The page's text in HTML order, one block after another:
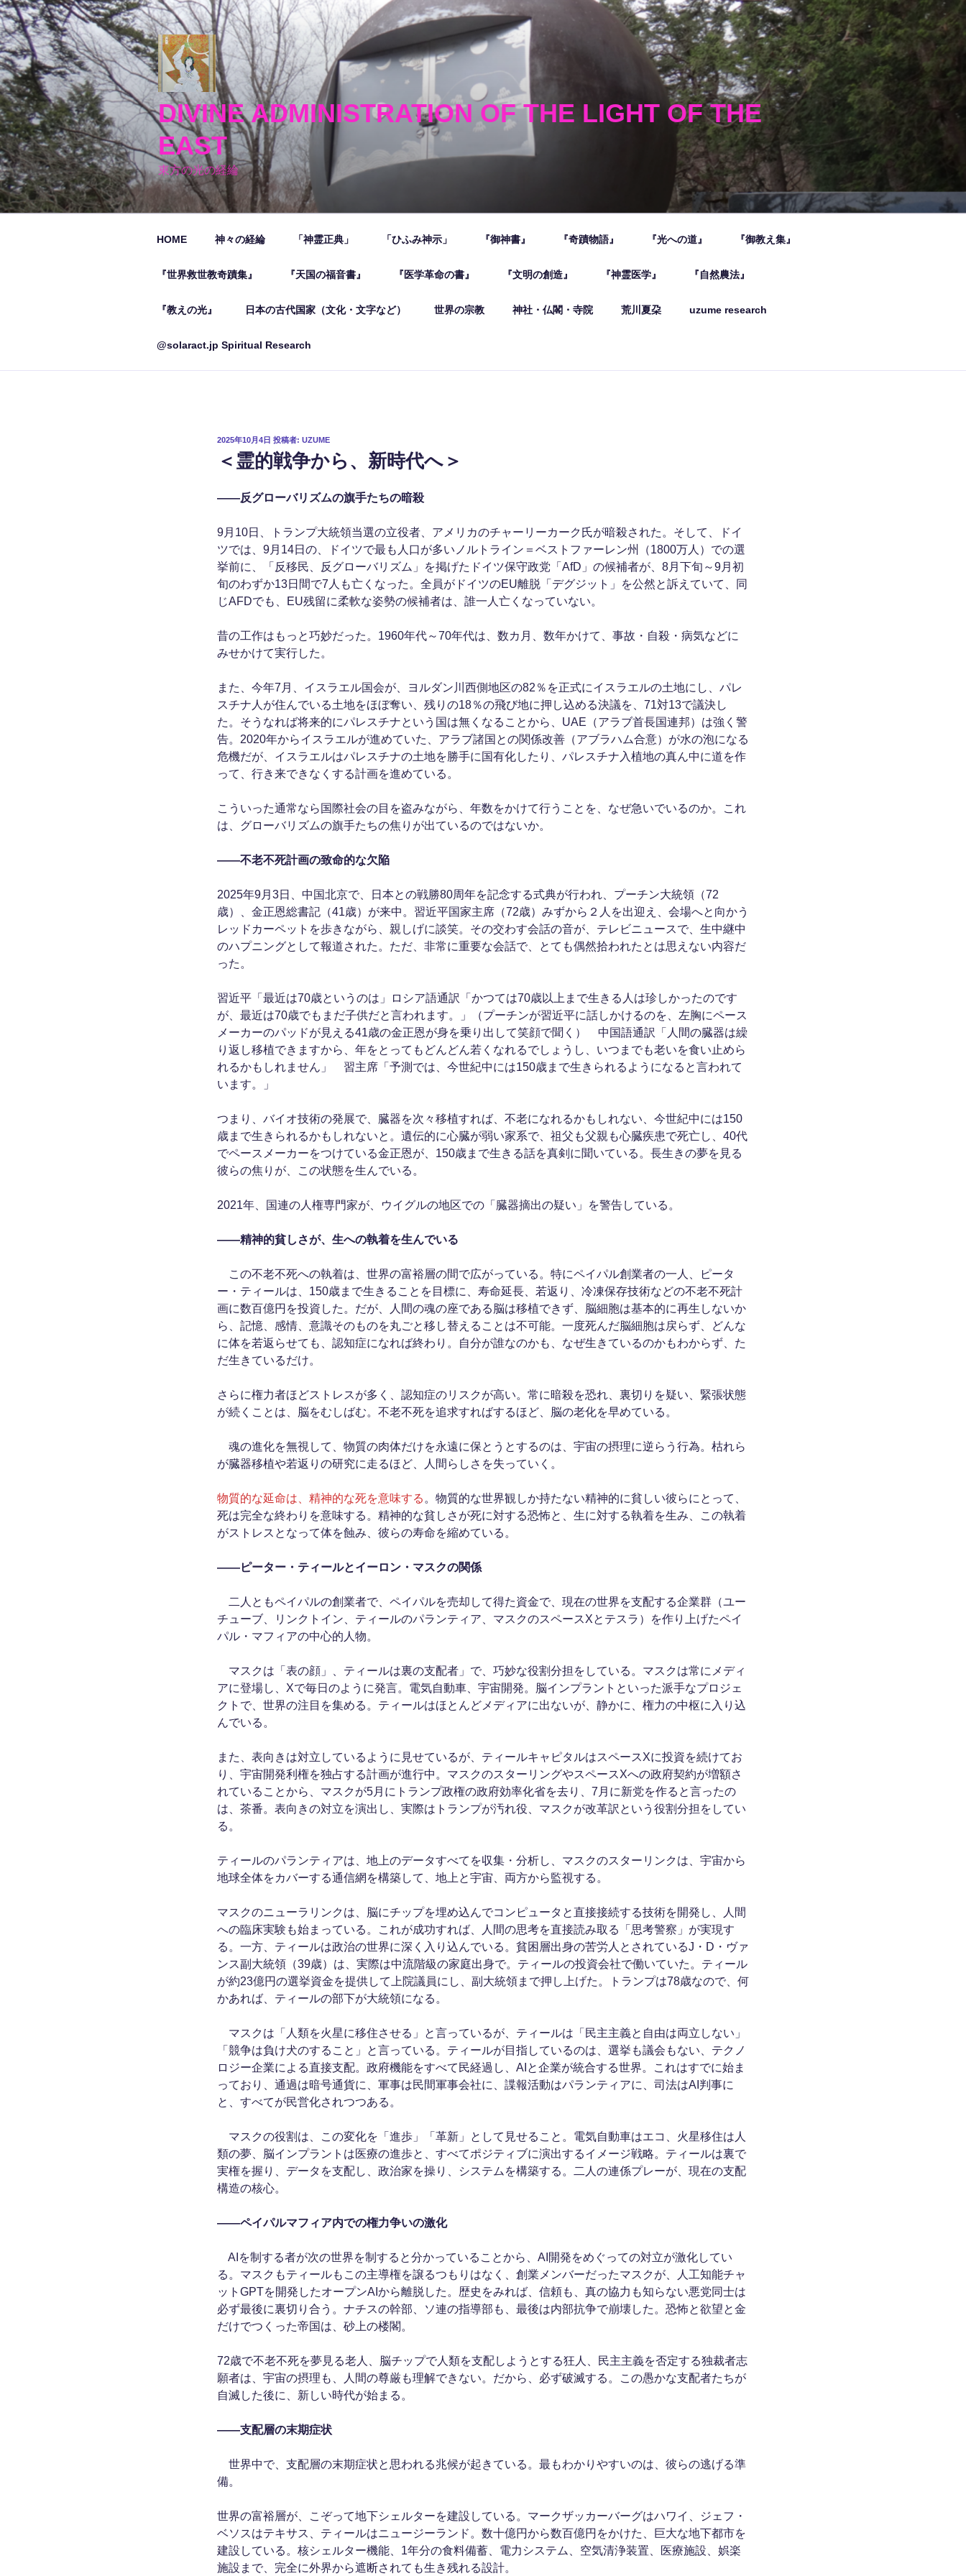
コ
ン
テ
ン
ツ
へ
ス
キ
ッ
プ
DIVINE ADMINISTRATION OF THE LIGHT OF THE
EAST
東方の光の経綸
HOME 神々の経綸 「神霊正典」 「ひふみ神示」 『御神書』 『奇蹟物語』 『光への道』 『御教え集』
『世界救世教奇蹟集』 『天国の福音書』 『医学革命の書』 『文明の創造』 『神霊医学』 『自然農法』
『教えの光』 日本の古代国家（文化・文字など） 世界の宗教 神社・仏閣・寺院 荒川夏朶 uzume research
@solaract.jp Spiritual Research
投
日:
2025年10月4日 投稿者: UZUME
＜霊的戦争から、新時代へ＞
――反グローバリズムの旗手たちの暗殺
9月10日、トランプ大統領当選の立役者、アメリカのチャーリーカーク氏が暗殺された。そして、ドイ
ツでは、9月14日の、ドイツで最も人口が多いノルトライン＝ベストファーレン州（1800万人）での選
挙前に、「反移民、反グローバリズム」を掲げたドイツ保守政党「AfD」の候補者が、8月下旬～9月初
旬のわずか13日間で7人も亡くなった。全員がドイツのEU離脱「デグジット」を公然と訴えていて、同
じAFDでも、EU残留に柔軟な姿勢の候補者は、誰一人亡くなっていない。
昔の工作はもっと巧妙だった。1960年代～70年代は、数カ月、数年かけて、事故・自殺・病気などに
みせかけて実行した。
また、今年7月、イスラエル国会が、ヨルダン川西側地区の82％を正式にイスラエルの土地にし、パレ
スチナ人が住んでいる土地をほぼ奪い、残りの18％の飛び地に押し込める決議を、71対13で議決し
た。そうなれば将来的にパレスチナという国は無くなることから、UAE（アラブ首長国連邦）は強く警
告。2020年からイスラエルが進めていた、アラブ諸国との関係改善（アブラハム合意）が水の泡になる
危機だが、イスラエルはパレスチナの土地を勝手に国有化したり、パレスチナ入植地の真ん中に道を作
って、行き来できなくする計画を進めている。
こういった通常なら国際社会の目を盗みながら、年数をかけて行うことを、なぜ急いでいるのか。これ
は、グローバリズムの旗手たちの焦りが出ているのではないか。
――不老不死計画の致命的な欠陥
2025年9月3日、中国北京で、日本との戦勝80周年を記念する式典が行われ、プーチン大統領（72
歳）、金正恩総書記（41歳）が来中。習近平国家主席（72歳）みずから２人を出迎え、会場へと向かう
レッドカーペットを歩きながら、親しげに談笑。その交わす会話の音が、テレビニュースで、生中継中
のハプニングとして報道された。ただ、非常に重要な会話で、とても偶然拾われたとは思えない内容だ
った。
習近平「最近は70歳というのは」ロシア語通訳「かつては70歳以上まで生きる人は珍しかったのです
が、最近は70歳でもまだ子供だと言われます。」（プーチンが習近平に話しかけるのを、左胸にペース
メーカーのパッドが見える41歳の金正恩が身を乗り出して笑顔で聞く） 中国語通訳「人間の臓器は繰
り返し移植できますから、年をとってもどんどん若くなれるでしょうし、いつまでも老いを食い止めら
れるかもしれません」 習主席「予測では、今世紀中には150歳まで生きられるようになると言われて
います。」
つまり、バイオ技術の発展で、臓器を次々移植すれば、不老になれるかもしれない、今世紀中には150
歳まで生きられるかもしれないと。遺伝的に心臓が弱い家系で、祖父も父親も心臓疾患で死亡し、40代
でペースメーカーをつけている金正恩が、150歳まで生きる話を真剣に聞いている。長生きの夢を見る
彼らの焦りが、この状態を生んでいる。
2021年、国連の人権専門家が、ウイグルの地区での「臓器摘出の疑い」を警告している。
――精神的貧しさが、生への執着を生んでいる
この不老不死への執着は、世界の富裕層の間で広がっている。特にペイパル創業者の一人、ピータ
ー・ティールは、150歳まで生きることを目標に、寿命延長、若返り、冷凍保存技術などの不老不死計
画に数百億円を投資した。だが、人間の魂の座である脳は移植できず、脳細胞は基本的に再生しないか
ら、記憶、感情、意識そのものを丸ごと移し替えることは不可能。一度死んだ脳細胞は戻らず、どんな
に体を若返らせても、認知症になれば終わり。自分が誰なのかも、なぜ生きているのかもわからず、た
だ生きているだけ。
さらに権力者ほどストレスが多く、認知症のリスクが高い。常に暗殺を恐れ、裏切りを疑い、緊張状態
が続くことは、脳をむしばむ。不老不死を追求すればするほど、脳の老化を早めている。
魂の進化を無視して、物質の肉体だけを永遠に保とうとするのは、宇宙の摂理に逆らう行為。枯れら
が臓器移植や若返りの研究に走るほど、人間らしさを失っていく。
物質的な延命は、精神的な死を意味する 。物質的な世界観しか持たない精神的に貧しい彼らにとって、
死は完全な終わりを意味する。精神的な貧しさが死に対する恐怖と、生に対する執着を生み、この執着
がストレスとなって体を蝕み、彼らの寿命を縮めている。
――ピーター・ティールとイーロン・マスクの関係
二人ともペイパルの創業者で、ペイパルを売却して得た資金で、現在の世界を支配する企業群（ユー
チューブ、リンクトイン、ティールのパランティア、マスクのスペースXとテスラ）を作り上げたペイ
パル・マフィアの中心的人物。
マスクは「表の顔」、ティールは裏の支配者」で、巧妙な役割分担をしている。マスクは常にメディ
アに登場し、Xで毎日のように発言。電気自動車、宇宙開発。脳インプラントといった派手なプロジェ
クトで、世界の注目を集める。ティールはほとんどメディアに出ないが、静かに、権力の中枢に入り込
んでいる。
また、表向きは対立しているように見せているが、ティールキャピタルはスペースXに投資を続けてお
り、宇宙開発利権を独占する計画が進行中。マスクのスターリングやスペースXへの政府契約が増額さ
れていることから、マスクが5月にトランプ政権の政府効率化省を去り、7月に新党を作ると言ったの
は、茶番。表向きの対立を演出し、実際はトランプが汚れ役、マスクが改革訳という役割分担をしてい
る。
ティールのパランティアは、地上のデータすべてを収集・分析し、マスクのスターリンクは、宇宙から
地球全体をカバーする通信網を構築して、地上と宇宙、両方から監視する。
マスクのニューラリンクは、脳にチップを埋め込んでコンピュータと直接接続する技術を開発し、人間
への臨床実験も始まっている。これが成功すれば、人間の思考を直接読み取る「思考警察」が実現す
る。一方、ティールは政治の世界に深く入り込んでいる。貧困層出身の苦労人とされているJ・D・ヴァ
ンス副大統領（39歳）は、実際は中流階級の家庭出身で。ティールの投資会社で働いていた。ティール
が約23億円の選挙資金を提供して上院議員にし、副大統領まで押し上げた。トランプは78歳なので、何
かあれば、ティールの部下が大統領になる。
マスクは「人類を火星に移住させる」と言っているが、ティールは「民主主義と自由は両立しない」
「競争は負け犬のすること」と言っている。ティールが目指しているのは、選挙も議会もない、テクノ
ロジー企業による直接支配。政府機能をすべて民経過し、AIと企業が統合する世界。これはすでに始ま
っており、通過は暗号通貨に、軍事は民間軍事会社に、諜報活動はパランティアに、司法はAI判事に
と、すべてが民営化されつつある。
マスクの役割は、この変化を「進歩」「革新」として見せること。電気自動車はエコ、火星移住は人
類の夢、脳インプラントは医療の進歩と、すべてポジティブに演出するイメージ戦略。ティールは裏で
実権を握り、データを支配し、政治家を操り、システムを構築する。二人の連係プレーが、現在の支配
構造の核心。
――ペイパルマフィア内での権力争いの激化
AIを制する者が次の世界を制すると分かっていることから、AI開発をめぐっての対立が激化してい
る。マスクもティールもこの主導権を譲るつもりはなく、創業メンバーだったマスクが、人工知能チャ
ットGPTを開発したオープンAIから離脱した。歴史をみれば、信頼も、真の協力も知らない悪党同士は
必ず最後に裏切り合う。ナチスの幹部、ソ連の指導部も、最後は内部抗争で崩壊した。恐怖と欲望と金
だけでつくった帝国は、砂上の楼閣。
72歳で不老不死を夢見る老人、脳チップで人類を支配しようとする狂人、民主主義を否定する独裁者志
願者は、宇宙の摂理も、人間の尊厳も理解できない。だから、必ず破滅する。この愚かな支配者たちが
自滅した後に、新しい時代が始まる。
――支配層の末期症状
世界中で、支配層の末期症状と思われる兆候が起きている。最もわかりやすいのは、彼らの逃げる準
備。
世界の富裕層が、こぞって地下シェルターを建設している。マークザッカーバーグはハワイ、ジェフ・
ベソスはテキサス、ティールはニュージーランド。数十億円から数百億円をかけた、巨大な地下都市を
建設している。核シェルター機能、1年分の食料備蓄、電力システム、空気清浄装置、医療施設、娯楽
施設まで、完全に外界から遮断されても生き残れる設計。